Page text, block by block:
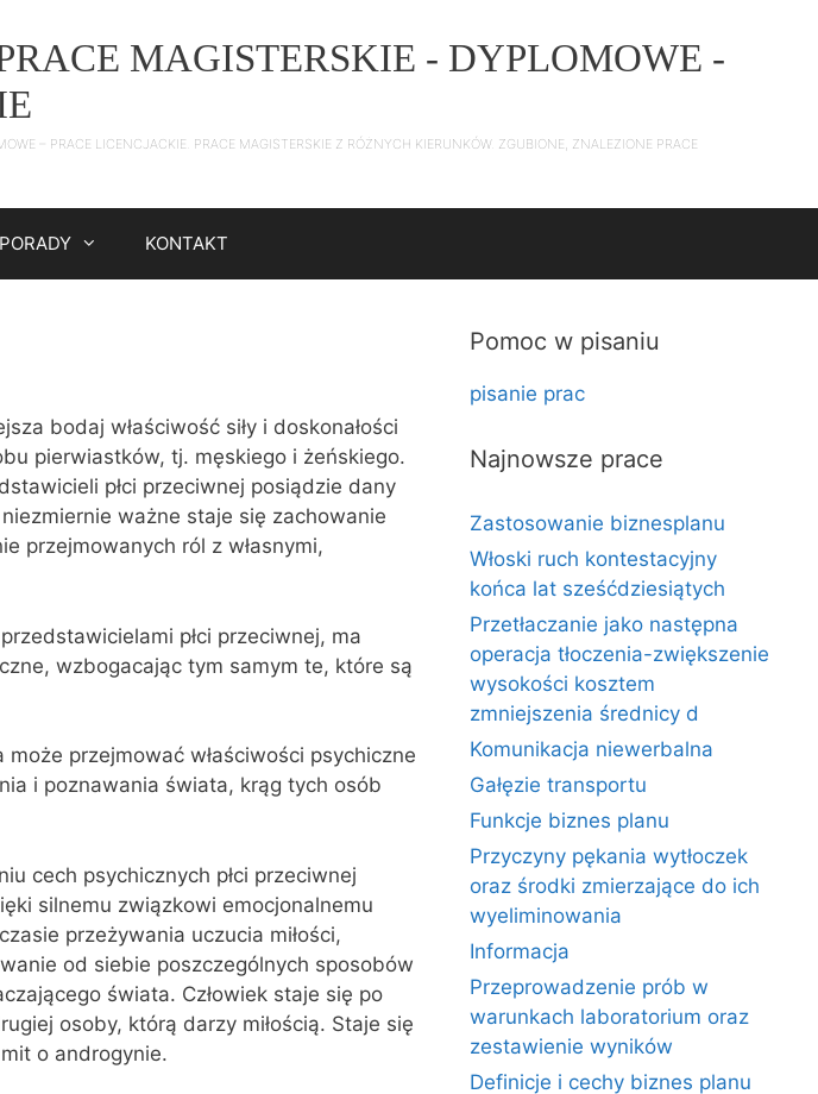
MAGISTERSKIE - DYPLOMOWE -
– PRACE LICENCJACKIE. PRACE MAGISTERSKIE Z RÓŻNYCH KIERUNKÓW. ZGUBIONE, ZNALEZIONE PRACE
PORADY KONTAKT
bodaj właściwość siły i doskonałości
pierwiastków, tj. męskiego i żeńskiego.
płci przeciwnej posiądzie dany
ważne staje się zachowanie
przejmowanych ról z własnymi,
płci przeciwnej, ma
wzbogacając tym samym te, które są
przejmować właściwości psychiczne
i poznawania świata, krąg tych osób
cech psychicznych płci przeciwnej
silnemu związkowi emocjonalnemu
przeżywania uczucia miłości,
od siebie poszczególnych sposobów
świata. Człowiek staje się po
osoby, którą darzy miłością. Staje się
o androgynie.
Pomoc w pisaniu
pisanie prac
Najnowsze prace
Zastosowanie biznesplanu
Włoski ruch kontestacyjny
końca lat sześćdziesiątych
Przetłaczanie jako następna
operacja tłoczenia-zwiększenie
wysokości kosztem
zmniejszenia średnicy d
Komunikacja niewerbalna
Gałęzie transportu
Funkcje biznes planu
Przyczyny pękania wytłoczek
oraz środki zmierzające do ich
wyeliminowania
Informacja
Przeprowadzenie prób w
warunkach laboratorium oraz
zestawienie wyników
Definicje i cechy biznes planu